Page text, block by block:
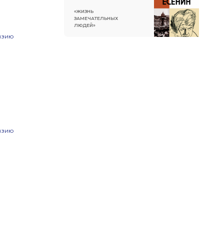
«ЖИЗНЬ
ЗАМЕЧАТЕЛЬНЫХ
ЛЮДЕЙ»